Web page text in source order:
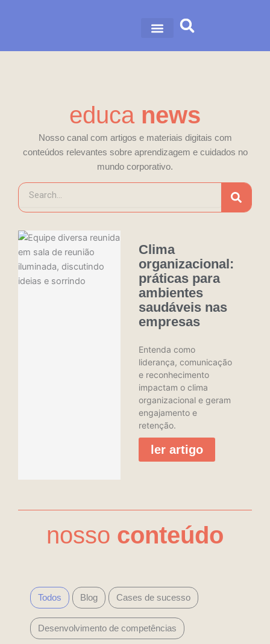
conteúdo
educa news
Nosso canal com artigos e materiais digitais com
conteúdos relevantes sobre aprendizagem e cuidados no
mundo corporativo.
P
s
u
a
r
Clima
organizacional:
práticas para
ambientes
saudáveis nas
empresas
Entenda como
liderança, comunicação
e reconhecimento
impactam o clima
organizacional e geram
engajamento e
retenção.
ler artigo
nosso conteúdo
Todos Blog Cases de sucesso
Desenvolvimento de competências